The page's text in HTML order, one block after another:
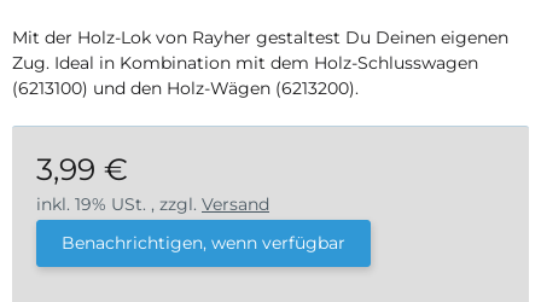
Mit der Holz-Lok von Rayher gestaltest Du Deinen eigenen
Zug. Ideal in Kombination mit dem Holz-Schlusswagen
(6213100) und den Holz-Wägen (6213200).
3,99 €
inkl. 19% USt. , zzgl. Versand
Benachrichtigen, wenn verfügbar